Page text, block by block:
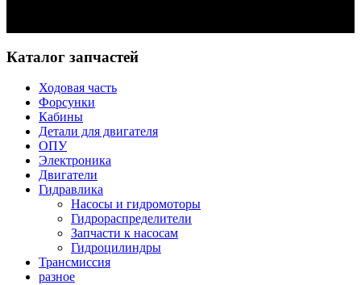
Каталог запчастей
Ходовая часть
Форсунки
Кабины
Детали для двигателя
ОПУ
Электроника
Двигатели
Гидравлика
Насосы и гидромоторы
Гидрораспределители
Запчасти к насосам
Гидроцилиндры
Трансмиссия
разное